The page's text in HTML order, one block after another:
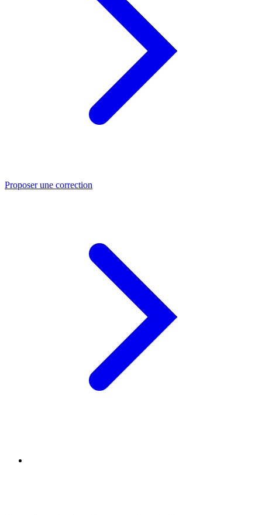
Proposer une correction